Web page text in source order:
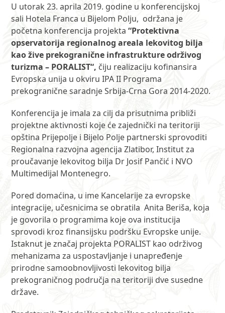
U utorak 23. aprila 2019. godine u konferencijskoj
sali Hotela Franca u Bijelom Polju, održana je
početna konferencija projekta“Protektivna
opservatorija regionalnog areala lekovitog bilja
kao žive prekogranične infrastrukture održivog
turizma – PORALIST“, čiju realizaciju kofinansira
Evropska unija u okviru IPA II Programa
prekogranične saradnje Srbija-Crna Gora 2014-2020.
Konferencija je imala za cilj da prisutnima približi
projektne aktivnosti koje će zajednički na teritoriji
opština Prijepolje i Bijelo Polje partnerski sprovoditi
Regionalna razvojna agencija Zlatibor, Institut za
proučavanje lekovitog bilja Dr Josif Pančić i NVO
Multimedijal Montenegro.
Pored domaćina, u ime Kancelarije za evropske
integracije, učesnicima se obratila Anita Beriša, koja
je govorila o programima koje ova institucija
sprovodi kroz finansijsku podršku Evropske unije.
Istaknut je značaj projekta PORALIST kao održivog
mehanizama za uspostavljanje i unapređenje
prirodne samoobnovljivosti lekovitog bilja
prekograničnog područja na teritoriji dve susedne
države.